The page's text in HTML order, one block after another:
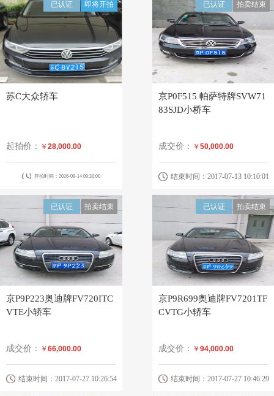
即将开拍
已认证
苏C大众轿车
起拍价： ￥ 28,000.00
开拍时间：2026-08-14 09:30:00
拍卖结束
已认证
京P0F515 帕萨特牌SVW71
83SJD小桥车
成交价： ￥ 50,000.00
结束时间：2017-07-13 10:10:01
拍卖结束
已认证
京P9P223奥迪牌FV720ITC
VTE小轿车
成交价： ￥ 66,000.00
结束时间：2017-07-27 10:26:54
拍卖结束
已认证
京P9R699奥迪牌FV7201TF
CVTG小轿车
成交价： ￥ 94,000.00
结束时间：2017-07-27 10:46:29